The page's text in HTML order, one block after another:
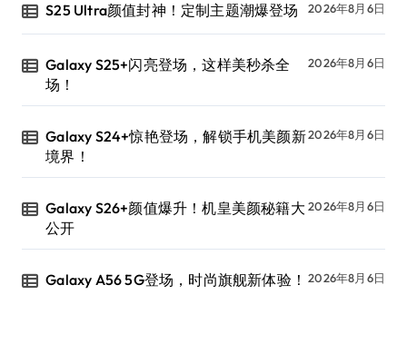
S25 Ultra颜值封神！定制主题潮爆登场 2026年8月6日
Galaxy S25+闪亮登场，这样美秒杀全
场！
2026年8月6日
Galaxy S24+惊艳登场，解锁手机美颜新
境界！
2026年8月6日
Galaxy S26+颜值爆升！机皇美颜秘籍大
公开
2026年8月6日
Galaxy A56 5G登场，时尚旗舰新体验！ 2026年8月6日